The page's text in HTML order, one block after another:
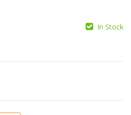
In Stock
2 negro Pointer quantity